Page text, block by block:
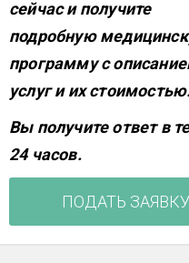
сейчас и получите
подробную
программу с
услуг и их
Вы получите ответ в
24 часов.
ПОДАТЬ ЗАЯВКУ